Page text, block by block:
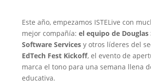
Este año, empezamos ISTELive con
mejor compañía: el equipo de
Software Servicesy otros líderes del
EdTech Fest Kickoff, el evento de
marca el tono para una semana llena
educativa.